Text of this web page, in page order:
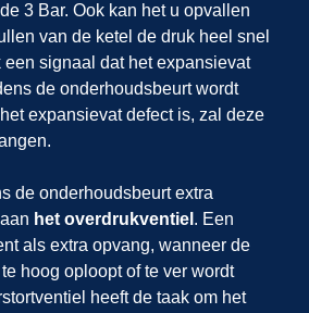
3 Bar. Ook kan het u opvallen
van de ketel de druk heel snel
signaal dat het expansievat
de onderhoudsbeurt wordt
expansievat defect is, zal deze
de onderhoudsbeurt extra
het overdrukventiel . Een
als extra opvang, wanneer de
hoog oploopt of te ver wordt
heeft de taak om het